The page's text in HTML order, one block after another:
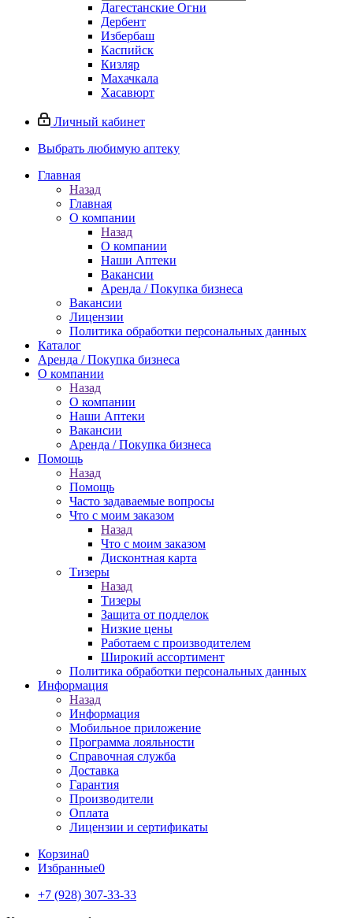
Дагестанские Огни
Дербент
Избербаш
Каспийск
Кизляр
Махачкала
Хасавюрт
Личный кабинет
Выбрать любимую аптеку
Главная
Назад
Главная
О компании
Назад
О компании
Наши Аптеки
Вакансии
Аренда / Покупка бизнеса
Вакансии
Лицензии
Политика обработки персональных данных
Каталог
Аренда / Покупка бизнеса
О компании
Назад
О компании
Наши Аптеки
Вакансии
Аренда / Покупка бизнеса
Помощь
Назад
Помощь
Часто задаваемые вопросы
Что с моим заказом
Назад
Что с моим заказом
Дисконтная карта
Тизеры
Назад
Тизеры
Защита от подделок
Низкие цены
Работаем с производителем
Широкий ассортимент
Политика обработки персональных данных
Информация
Назад
Информация
Мобильное приложение
Программа лояльности
Справочная служба
Доставка
Гарантия
Производители
Оплата
Лицензии и сертификаты
Корзина0
Избранные0
+7 (928) 307-33-33